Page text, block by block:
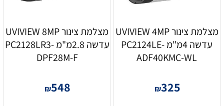
מצלמת צינור UVIVIEW 4MP
עדשה 4מ"מ PC2124LE-
ADF40KMC-WL
₪325
מצלמת צינור UVIVIEW 8MP
עדשה 2.8מ"מ PC2128LR3-
DPF28M-F
₪548